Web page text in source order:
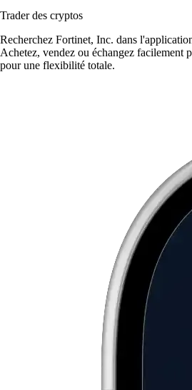
Trader des cryptos
Recherchez Fortinet, Inc. dans
Achetez, vendez ou échangez facilement
pour une flexibilité totale.